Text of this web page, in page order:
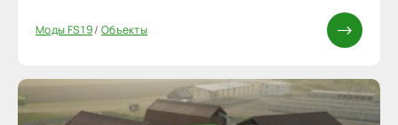
Моды FS 19/ Объекты